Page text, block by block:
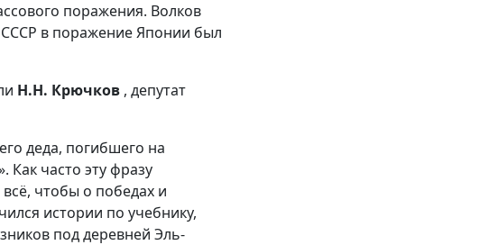
поражения. Волков
в поражение Японии был
Н.Н. Крючков , депутат
деда, погибшего на
Как часто эту фразу
чтобы о победах и
истории по учебнику,
под деревней Эль-